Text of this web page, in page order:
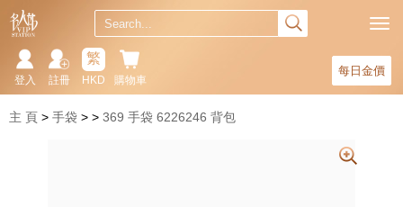
每日金價
購物車
繁
HKD
註冊
登入
主 頁 手袋 369 手袋 6226246 背包